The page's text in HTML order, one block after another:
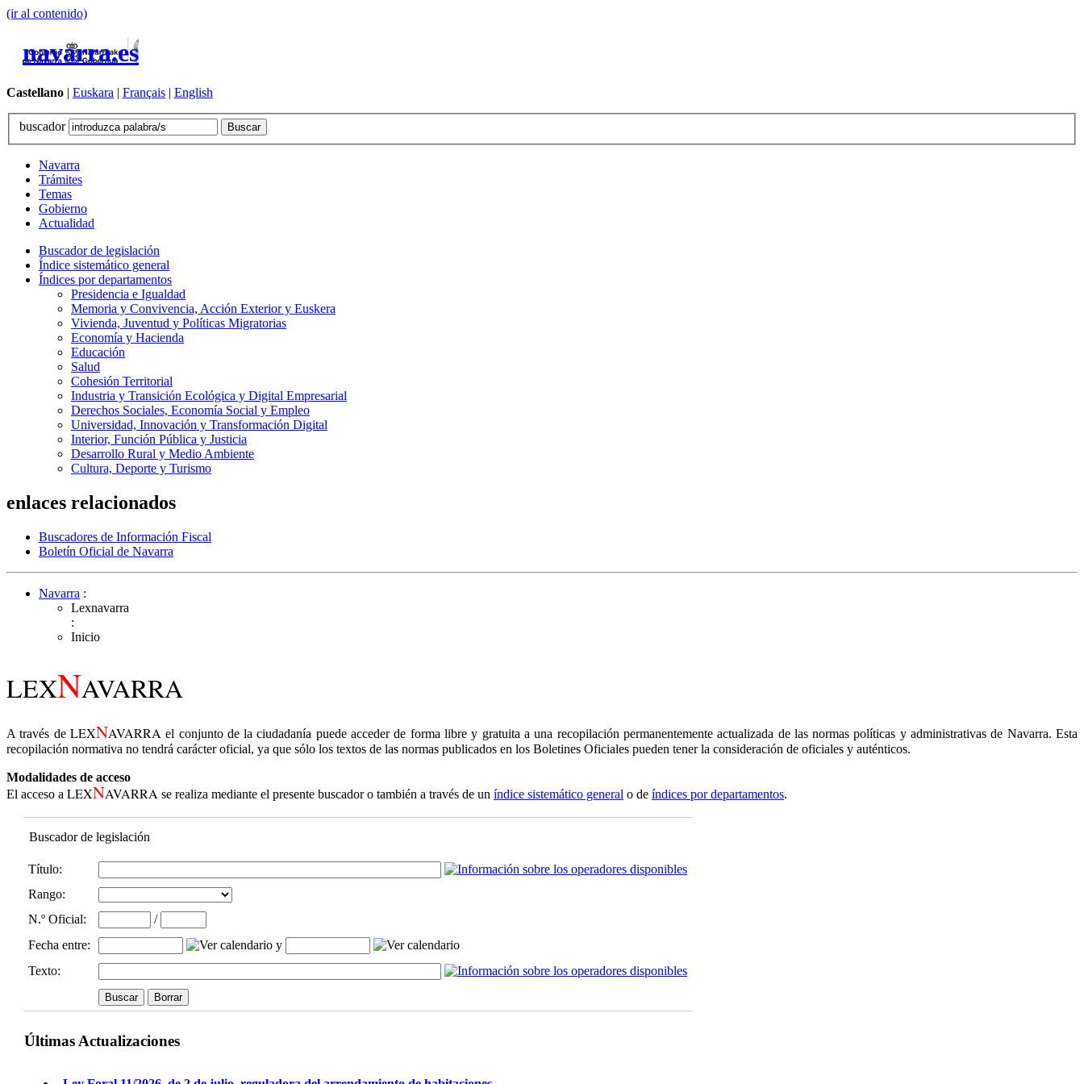
(ir al contenido)
navarra.es
Castellano | Euskara | Français | English
buscador
Navarra
Trámites
Temas
Gobierno
Actualidad
Buscador de legislación
Índice sistemático general
Índices por departamentos
Presidencia e Igualdad
Memoria y Convivencia, Acción Exterior y Euskera
Vivienda, Juventud y Políticas Migratorias
Economía y Hacienda
Educación
Salud
Cohesión Territorial
Industria y Transición Ecológica y Digital Empresarial
Derechos Sociales, Economía Social y Empleo
Universidad, Innovación y Transformación Digital
Interior, Función Pública y Justicia
Desarrollo Rural y Medio Ambiente
Cultura, Deporte y Turismo
enlaces relacionados
Buscadores de Información Fiscal
Boletín Oficial de Navarra
Navarra :
Lexnavarra
:
Inicio
LEXNAVARRA
A través de LEXNAVARRA el conjunto de la ciudadanía puede acceder de forma libre y gratuita a una recopilación permanentemente actualizada de las normas políticas y administrativas de Navarra. Esta
recopilación normativa no tendrá carácter oficial, ya que sólo los textos de las normas publicados en los Boletines Oficiales pueden tener la consideración de oficiales y auténticos.
Modalidades de acceso
El acceso a LEXNAVARRA se realiza mediante el presente buscador o también a través de un índice sistemático general o de índices por departamentos.
Buscador de legislación
Título:
Rango:
N.º Oficial:
/
Fecha entre:
y
Texto:
Últimas Actualizaciones